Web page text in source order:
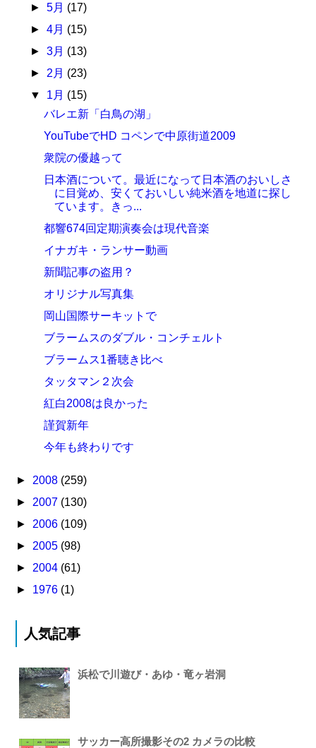
► 5月 (17)
► 4月 (15)
► 3月 (13)
► 2月 (23)
▼ 1月 (15)
バレエ新「白鳥の湖」
YouTubeでHD コペンで中原街道2009
衆院の優越って
日本酒について。最近になって日本酒のおいしさ
に目覚め、安くておいしい純米酒を地道に探し
ています。きっ...
都響674回定期演奏会は現代音楽
イナガキ・ランサー動画
新聞記事の盗用？
オリジナル写真集
岡山国際サーキットで
ブラームスのダブル・コンチェルト
ブラームス1番聴き比べ
タッタマン２次会
紅白2008は良かった
謹賀新年
今年も終わりです
► 2008 (259)
► 2007 (130)
► 2006 (109)
► 2005 (98)
► 2004 (61)
► 1976 (1)
人気記事
浜松で川遊び・あゆ・竜ヶ岩洞
サッカー高所撮影その2 カメラの比較